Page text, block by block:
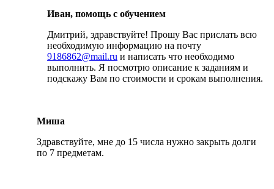
Иван, помощь с обучением
Дмитрий, здравствуйте! Прошу Вас прислать всю
необходимую информацию на почту
9186862@mail.ru и написать что необходимо
выполнить. Я посмотрю описание к заданиям и
подскажу Вам по стоимости и срокам выполнения.
Миша
Здравствуйте, мне до 15 числа нужно закрыть долги
по 7 предметам.